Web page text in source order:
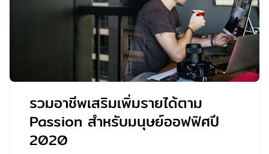
รวมอาชีพเสริมเพิ่มรายได้ตาม
Passion สำหรับมนุษย์ออฟฟิศปี
2020